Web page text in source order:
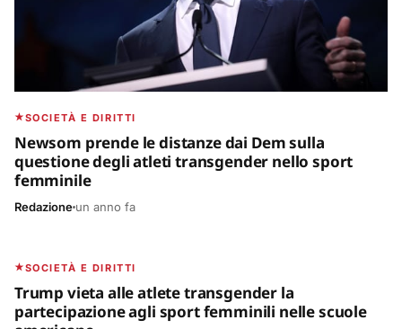
SOCIETÀ E DIRITTI
Newsom prende le distanze dai Dem sulla
questione degli atleti transgender nello sport
femminile
Redazione un anno fa
SOCIETÀ E DIRITTI
Trump vieta alle atlete transgender la
partecipazione agli sport femminili nelle scuole